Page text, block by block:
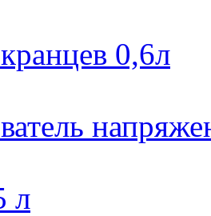
0,6л
л